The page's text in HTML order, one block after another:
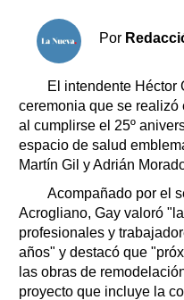
Servicios Por
El intendente Héctor
ceremonia que se
al cumplirse el 25º
espacio de salud
Martín Gil y Adrián
Acompañado por el
Acrogliano, Gay valoró
profesionales y
años" y destacó que
las obras de
proyecto que incluye la